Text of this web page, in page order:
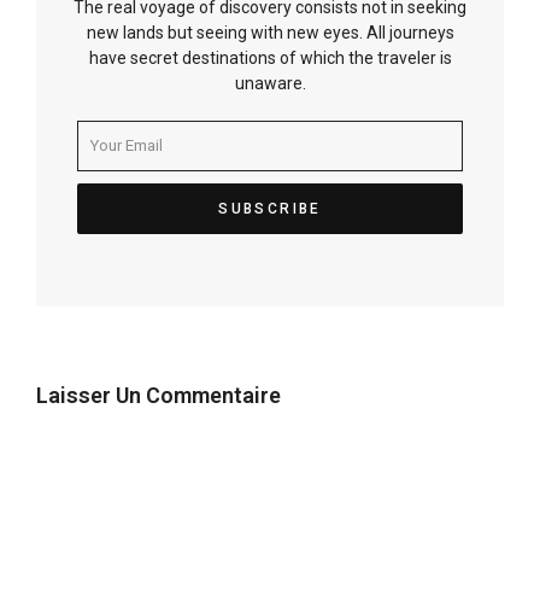
The real voyage of discovery consists not in seeking
new lands but seeing with new eyes. All journeys
have secret destinations of which the traveler is
unaware.
Laisser Un Commentaire